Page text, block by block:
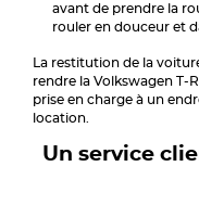
avant de prendre la
rouler en douceur et
La restitution de la
rendre la Volkswagen T-
prise en charge à un
location.
Un service